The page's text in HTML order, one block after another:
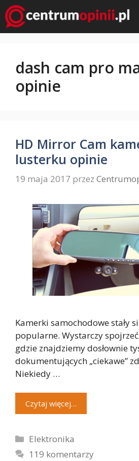
Przejdź
do
treści
dash cam pro
opinie
HD Mirror Cam
lusterku opinie
19 maja 2017 przez
Kamerki samochodowe stały
popularne. Wystarczy
gdzie znajdziemy dosłownie
dokumentujących „ciekawe”
Niekiedy …
Czytaj więcej…
Kategorie
Elektronika
119 komentarzy